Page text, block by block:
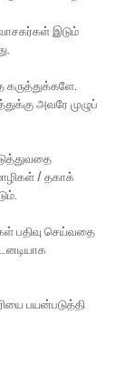
வாசகர்கள் இடும்
அவரே முழுப்
/ தகாக்
பதிவு செய்வதை
பயன்படுத்தி